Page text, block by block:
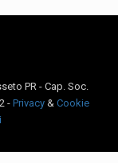
PR - Cap. Soc.
- Privacy& Cookie